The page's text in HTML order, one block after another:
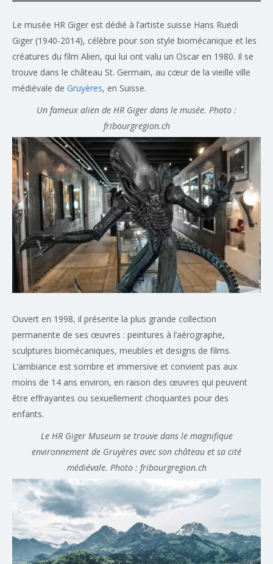
Le musée HR Giger est dédié à l’artiste suisse Hans Ruedi
Giger (1940-2014), célèbre pour son style biomécanique et les
créatures du film Alien, qui lui ont valu un Oscar en 1980. Il se
trouve dans le château St. Germain, au cœur de la vieille ville
médiévale de Gruyères, en Suisse.
Un fameux alien de HR Giger dans le musée. Photo :
fribourgregion.ch
Ouvert en 1998, il présente la plus grande collection
permanente de ses œuvres : peintures à l’aérographe,
sculptures biomécaniques, meubles et designs de films.
L’ambiance est sombre et immersive et convient pas aux
moins de 14 ans environ, en raison des œuvres qui peuvent
être effrayantes ou sexuellement choquantes pour des
enfants.
Le HR Giger Museum se trouve dans le magnifique
environnement de Gruyères avec son château et sa cité
médiévale. Photo : fribourgregion.ch